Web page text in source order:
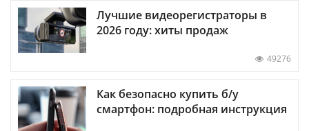
Лучшие видеорегистраторы в
2026 году: хиты продаж
49276
Как безопасно купить б/у
смартфон: подробная инструкция